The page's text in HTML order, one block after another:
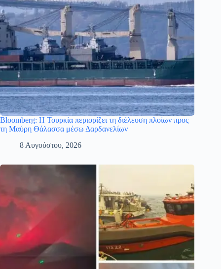
Bloomberg: Η Τουρκία περιορίζει τη διέλευση πλοίων προς
τη Μαύρη Θάλασσα μέσω Δαρδανελίων
8 Αυγούστου, 2026